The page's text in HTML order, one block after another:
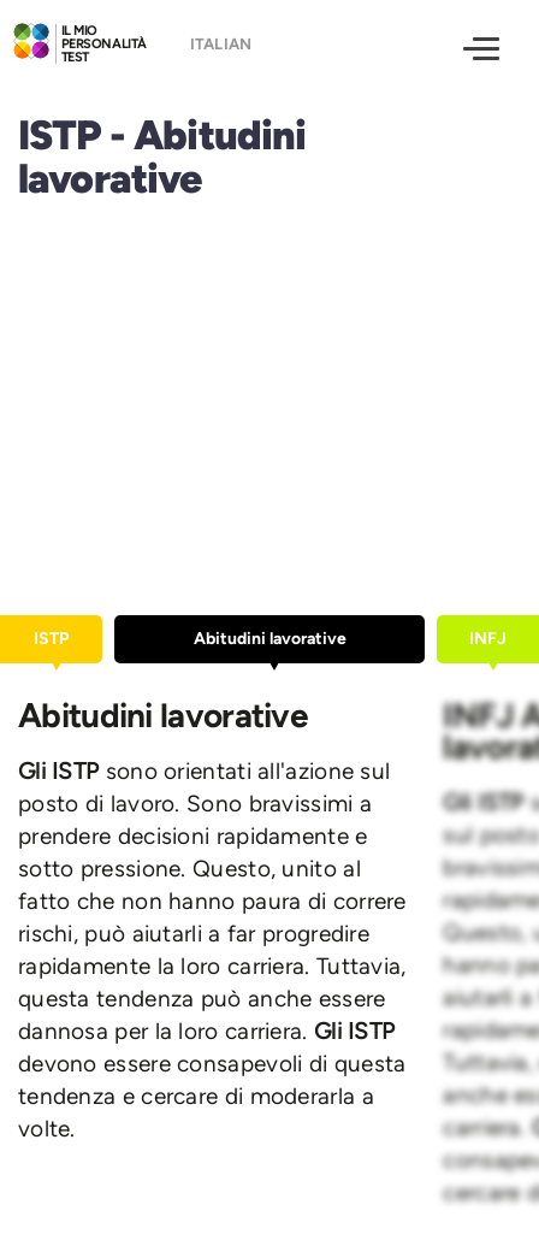
IL MIO
PERSONALITÀ
TEST
ISTP - Abitudini
lavorative
ISTP Abitudini lavorative INFJ
Abitudini lavorative
Gli ISTP sono orientati all'azione sul
posto di lavoro. Sono bravissimi a
prendere decisioni rapidamente e
sotto pressione. Questo, unito al
fatto che non hanno paura di correre
rischi, può aiutarli a far progredire
rapidamente la loro carriera. Tuttavia,
questa tendenza può anche essere
dannosa per la loro carriera. Gli ISTP
devono essere consapevoli di questa
tendenza e cercare di moderarla a
volte.
INFJ
Gli ISTP
sul
Questo,
hanno
aiutarli
anche
carriera.
cercare